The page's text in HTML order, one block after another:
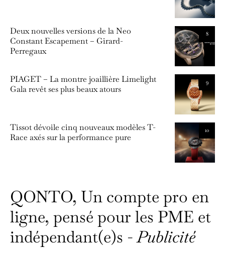
8
Deux nouvelles versions de la Neo
Constant Escapement – Girard-
Perregaux
9
PIAGET – La montre joaillière Limelight
Gala revêt ses plus beaux atours
10
Tissot dévoile cinq nouveaux modèles T-
Race axés sur la performance pure
QONTO, Un compte pro en
ligne, pensé pour les PME et
indépendant(e)s -Publicité